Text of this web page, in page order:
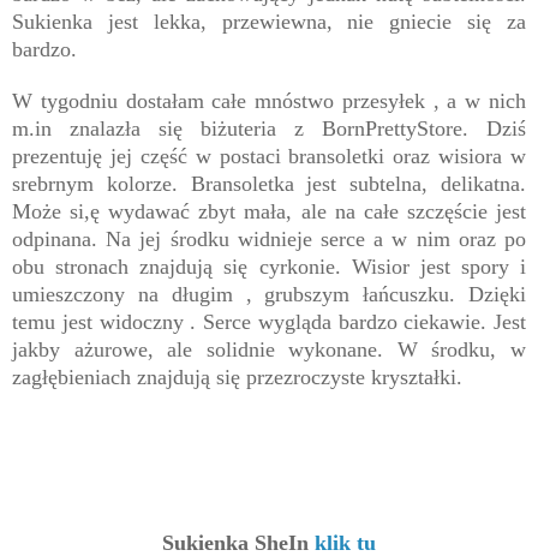
Sukienka jest lekka, przewiewna, nie gniecie się za
bardzo.
W tygodniu dostałam całe mnóstwo przesyłek , a w nich
m.in znalazła się biżuteria z BornPrettyStore. Dziś
prezentuję jej część w postaci bransoletki oraz wisiora w
srebrnym kolorze. Bransoletka jest subtelna, delikatna.
Może si,ę wydawać zbyt mała, ale na całe szczęście jest
odpinana. Na jej środku widnieje serce a w nim oraz po
obu stronach znajdują się cyrkonie. Wisior jest spory i
umieszczony na długim , grubszym łańcuszku. Dzięki
temu jest widoczny . Serce wygląda bardzo ciekawie. Jest
jakby ażurowe, ale solidnie wykonane. W środku, w
zagłębieniach znajdują się przezroczyste kryształki.
Sukienka SheIn klik tu